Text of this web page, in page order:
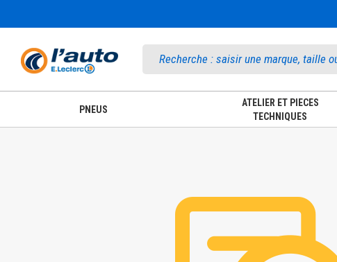
PNEUS
ATELIER ET PIECES
TECHNIQUES